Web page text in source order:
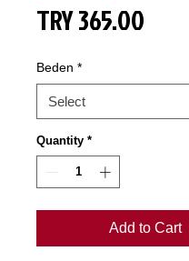
TRY 365.00
Beden *
Quantity *
Add to Cart